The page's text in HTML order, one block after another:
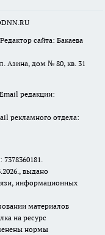
сайта: Бакаева
Азина, дом № 80, кв. 31
редакции:
рекламного отдела:
выдано
информационных
материалов
на ресурс
нормы